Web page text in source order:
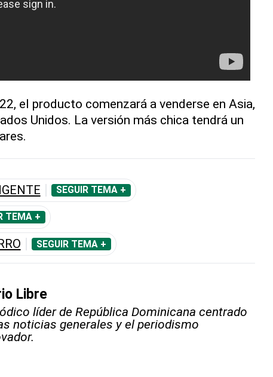
el producto comenzará a venderse en Asia,
Unidos. La versión más chica tendrá un
SEGUIR TEMA +
TEMA +
SEGUIR TEMA +
Libre
líder de República Dominicana centrado
noticias generales y el periodismo